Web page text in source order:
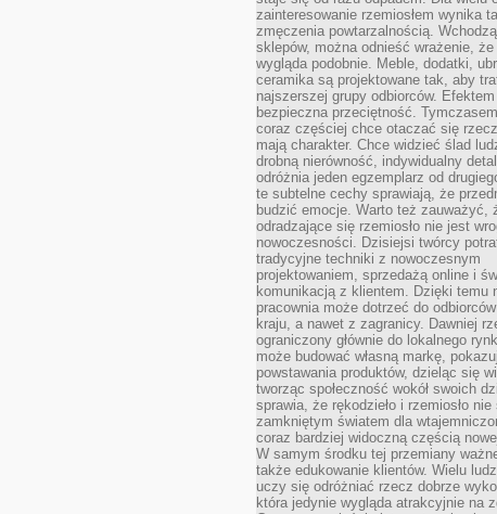
zainteresowanie rzemiosłem wynika
zmęczenia powtarzalnością.
sklepów, można odnieść wrażenie,
wygląda podobnie. Meble, dodatki,
ceramika są projektowane tak, aby
najszerszej grupy odbiorców.
bezpieczna przeciętność.
coraz częściej chce otaczać się
mają charakter. Chce widzieć ślad
drobną nierówność, indywidualny
odróżnia jeden egzemplarz od
te subtelne cechy sprawiają, że
budzić emocje. Warto też zauważyć,
odradzające się rzemiosło nie jest
nowoczesności. Dzisiejsi twórcy
tradycyjne techniki z nowoczesnym
projektowaniem, sprzedażą online i
komunikacją z klientem. Dzięki temu
pracownia może dotrzeć do
kraju, a nawet z zagranicy. Dawniej
ograniczony głównie do lokalnego
może budować własną markę,
powstawania produktów, dzieląc się
tworząc społeczność wokół swoich
sprawia, że rękodzieło i rzemiosło nie
zamkniętym światem dla
coraz bardziej widoczną częścią
W samym środku tej przemiany
także edukowanie klientów. Wielu
uczy się odróżniać rzecz dobrze
która jedynie wygląda atrakcyjnie na